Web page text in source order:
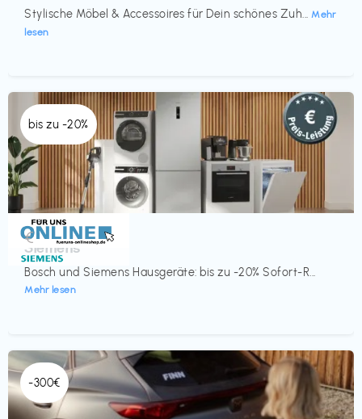
Stylische Möbel & Accessoires für Dein schönes Zuh... Mehr
lesen
bis zu -20%
Küche & Haushalt
Siemens
Bosch und Siemens Hausgeräte: bis zu -20% Sofort-R...
Mehr lesen
€‎
-300€